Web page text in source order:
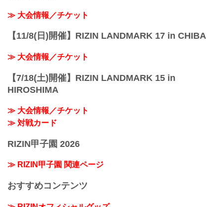
≫ 大会情報／チケット
【11/8(日)開催】RIZIN LANDMARK 17 in CHIBA
≫ 大会情報／チケット
【7/18(土)開催】RIZIN LANDMARK 15 in
HIROSHIMA
≫ 大会情報／チケット
≫ 対戦カード
RIZIN甲子園 2026
≫ RIZIN甲子園 関連ページ
おすすめコンテンツ